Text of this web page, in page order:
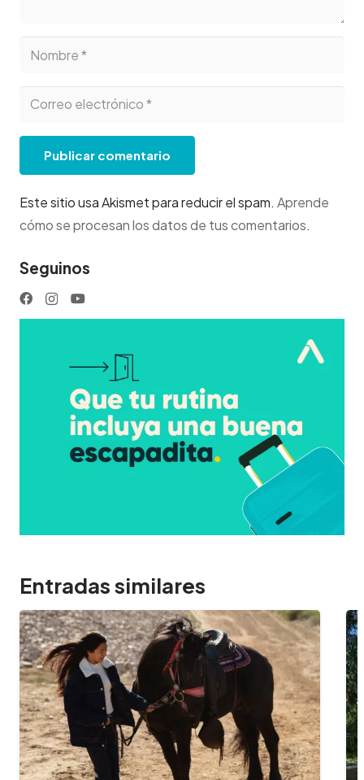
Publicar comentario
Este sitio usa Akismet para reducir el spam. Aprende
cómo se procesan los datos de tus comentarios.
Seguinos
Entradas similares